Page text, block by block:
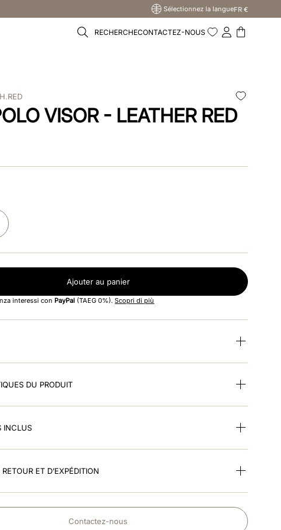
Sélectionnez la langueFR €
RECHERCHECONTACTEZ-NOUS
VISOR - LEATHER RED
Ajouter au panier
interessi con PayPal (TAEG 0%).Scopri di più
DU PRODUIT
INCLUS
ET D’EXPÉDITION
Contactez-nous